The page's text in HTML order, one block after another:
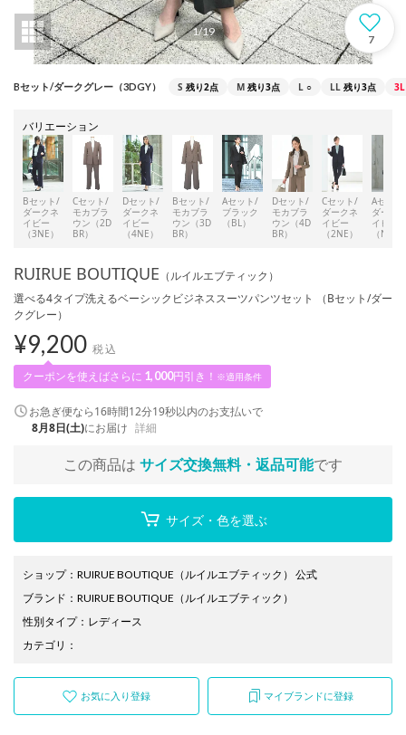
1/19
7
Bセット/ダークグレー（3DGY） S 残り2点 M 残り3点 L ○ LL 残り3点 3L
バリエーション
Bセット/
ダークネ
イビー
（3NE）
Cセット/
モカブラ
ウン（2D
BR）
Dセット/
ダークネ
イビー
（4NE）
Bセット/
モカブラ
ウン（3D
BR）
Aセット/
ブラック
（BL）
Dセット/
モカブラ
ウン（4D
BR）
Cセット/
ダークネ
イビー
（2NE）
Aセッ
ダーク
イビー
（NE）
RUIRUE BOUTIQUE （ルイルエブティック）
選べる4タイプ洗えるベーシックビジネススーツパンツセット （Bセット/ダー
クグレー）
¥9,200 税込
クーポンを使えばさらに 1,000円引き！ ※適用条件
お急ぎ便なら16時間12分19秒以内のお支払いで
8月8日(土)にお届け 詳細
この商品は サイズ交換無料・返品可能です
サイズ・色を選ぶ
ショップ： RUIRUE BOUTIQUE（ルイルエブティック） 公式
ブランド ： RUIRUE BOUTIQUE （ルイルエブティック）
性別タイプ： レディース
カテゴリ ：
お気に入り登録 マイブランドに登録